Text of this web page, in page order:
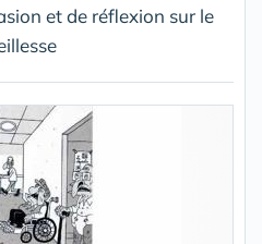
et de réflexion sur le